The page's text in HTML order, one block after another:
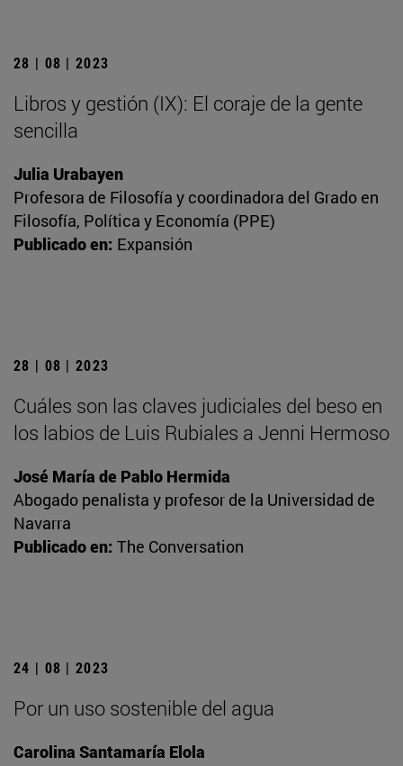
28 | 08 | 2023
Libros y gestión (IX): El coraje de la gente
sencilla
Julia Urabayen
Profesora de Filosofía y coordinadora del Grado en
Filosofía, Política y Economía (PPE)
Publicado en: Expansión
28 | 08 | 2023
Cuáles son las claves judiciales del beso en
los labios de Luis Rubiales a Jenni Hermoso
José María de Pablo Hermida
Abogado penalista y profesor de la Universidad de
Navarra
Publicado en: The Conversation
24 | 08 | 2023
Por un uso sostenible del agua
Carolina Santamaría Elola